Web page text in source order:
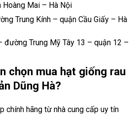
Mai – Hà Nội
Trung Kính – quận Cầu Giấy – Hà
đường Trung Mỹ Tây 13 – quận 12 –
chọn mua hạt giống rau
Dũng Hà?
chính hãng từ nhà cung cấp uy tín